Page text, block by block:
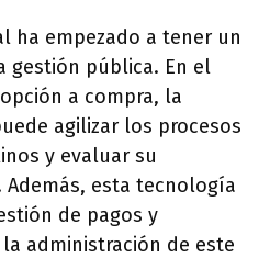
ha empezado a tener un
gestión pública. En el
a compra, la
agilizar los procesos
y evaluar su
Además, esta tecnología
de pagos y
administración de este